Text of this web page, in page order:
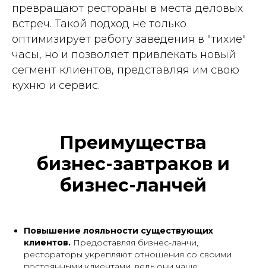
превращают рестораны в места деловых
встреч. Такой подход не только
оптимизирует работу заведения в "тихие"
часы, но и позволяет привлекать новый
сегмент клиентов, представляя им свою
кухню и сервис.
Преимущества
бизнес-завтраков и
бизнес-ланчей
Повышение лояльности существующих
клиентов. Предоставляя бизнес-ланчи,
рестораторы укрепляют отношения со своими